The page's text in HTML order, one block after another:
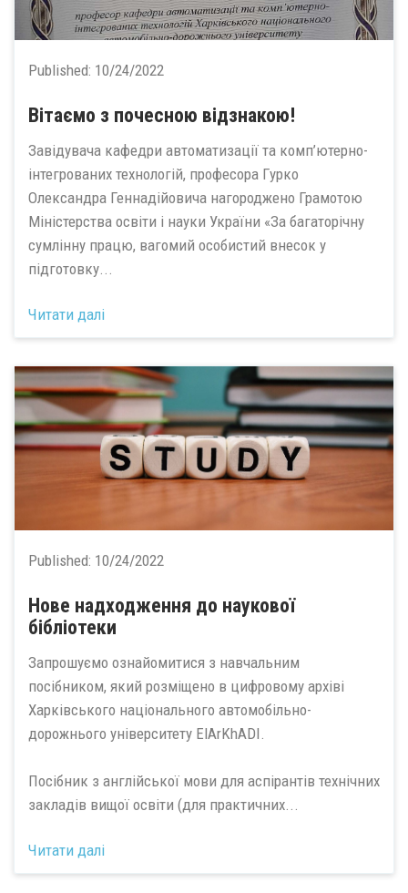
Published: 10/24/2022
Вітаємо з почесною відзнакою!
Завідувача кафедри автоматизації та комп’ютерно-
інтегрованих технологій, професора Гурко
Олександра Геннадійовича нагороджено Грамотою
Міністерства освіти і науки України «За багаторічну
сумлінну працю, вагомий особистий внесок у
підготовку...
Читати далі
Published: 10/24/2022
Нове надходження до наукової
бібліотеки
Запрошуємо ознайомитися з навчальним
посібником, який розміщено в цифровому архіві
Харківського національного автомобільно-
дорожнього університету ElArKhADI.
Посібник з англійської мови для аспірантів технічних
закладів вищої освіти (для практичних...
Читати далі